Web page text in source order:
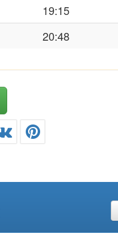
19:15
20:48